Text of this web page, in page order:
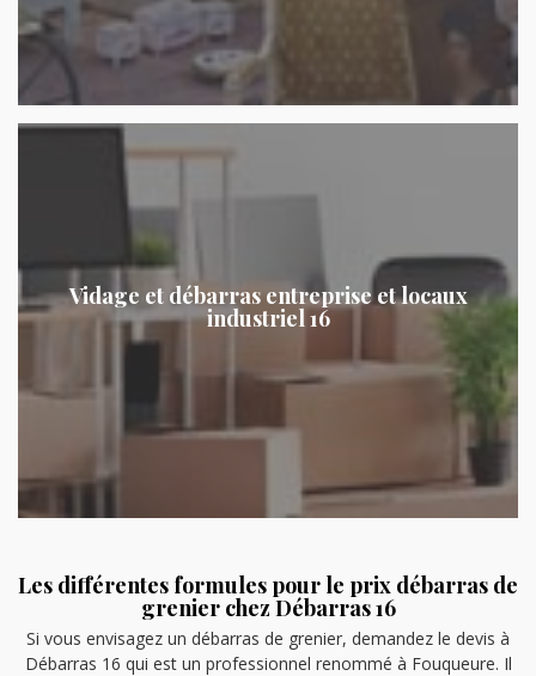
Vidage et débarras entreprise et locaux
industriel 16
Les différentes formules pour le prix débarras de
grenier chez Débarras 16
Si vous envisagez un débarras de grenier, demandez le devis à
Débarras 16 qui est un professionnel renommé à Fouqueure. Il